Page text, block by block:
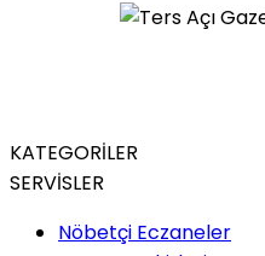
KATEGORİLER
SERVİSLER
Nöbetçi Eczaneler